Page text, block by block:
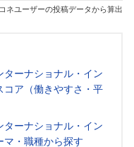
ネユーザーの投稿データから算出
ーナショナル・イン
コア（働きやすさ・平
ーナショナル・イン
マ・職種から探す